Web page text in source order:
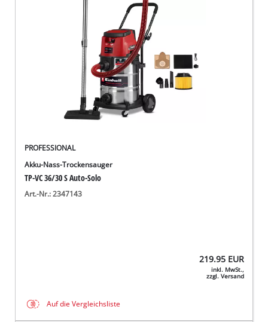
PROFESSIONAL
Akku-Nass-Trockensauger
TP-VC 36/30 S Auto-Solo
Art.-Nr.: 2347143
219.95 EUR
inkl. MwSt.,
zzgl. Versand
Auf die Vergleichsliste